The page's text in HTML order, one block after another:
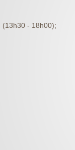
- 18h00);